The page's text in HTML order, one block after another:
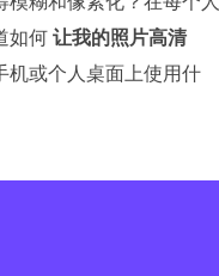
如何让我的照片高清
机或个人桌面上使用什